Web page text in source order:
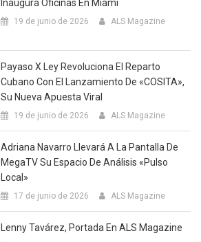
Inaugura Oficinas En Miami
19 de junio de 2026 ALS Magazine
Payaso X Ley Revoluciona El Reparto
Cubano Con El Lanzamiento De «COSITA»,
Su Nueva Apuesta Viral
19 de junio de 2026 ALS Magazine
Adriana Navarro Llevará A La Pantalla De
MegaTV Su Espacio De Análisis «Pulso
Local»
17 de junio de 2026 ALS Magazine
Lenny Tavárez, Portada En ALS Magazine